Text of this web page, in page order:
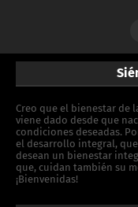
Creo que el bienestar de
viene dado desde que
condiciones deseadas.
el desarrollo integral,
desean un bienestar
que, cuidan también su
¡Bienvenidas!